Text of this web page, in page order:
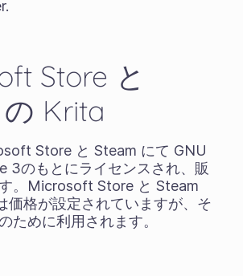
Store と
Krita
Store と Steam にて GNU
3のもとにライセンスされ、販
。Microsoft Store と Steam
価格が設定されていますが、そ
ために利用されます。